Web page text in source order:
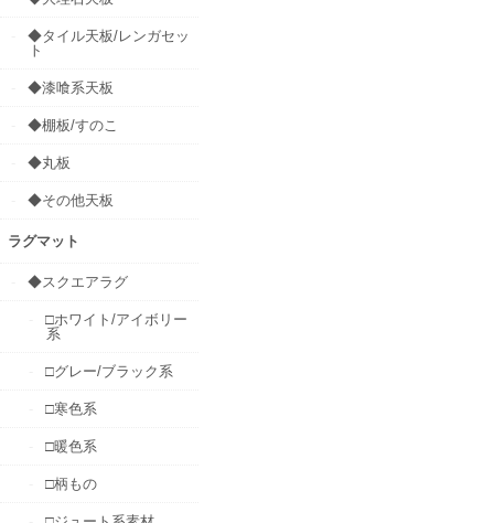
◆タイル天板/レンガセッ
ト
◆漆喰系天板
◆棚板/すのこ
◆丸板
◆その他天板
ラグマット
◆スクエアラグ
□ホワイト/アイボリー
系
□グレー/ブラック系
□寒色系
□暖色系
□柄もの